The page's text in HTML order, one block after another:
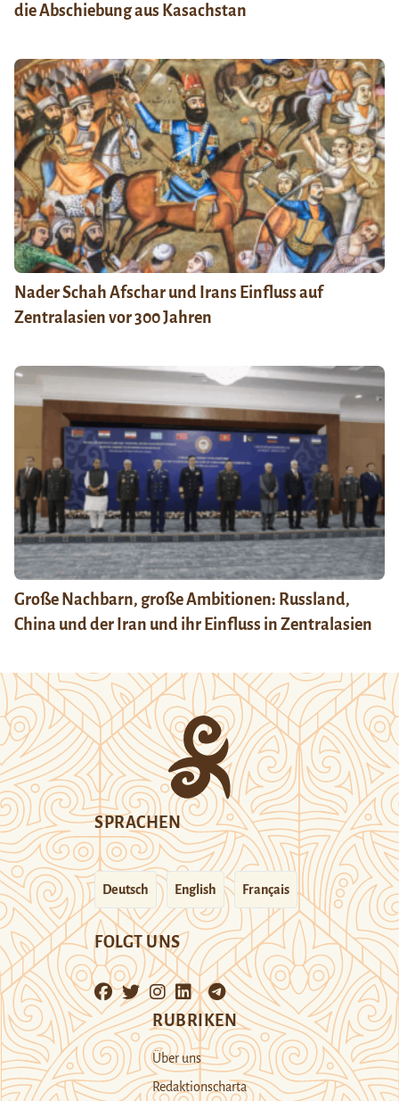
die Abschiebung aus Kasachstan
Nader Schah Afschar und Irans Einfluss auf
Zentralasien vor 300 Jahren
Große Nachbarn, große Ambitionen: Russland,
China und der Iran und ihr Einfluss in Zentralasien
SPRACHEN
Deutsch English Français
FOLGT UNS
RUBRIKEN
Über uns
Redaktionscharta